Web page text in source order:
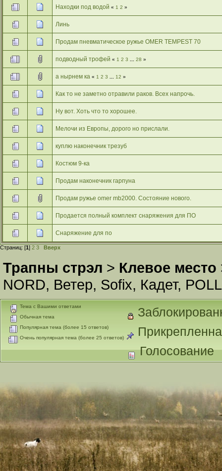
Находки под водой « 1 2 »
Линь
Продам пневматическое ружье OMER TEMPEST 70
подводный трофей « 1 2 3 28 »
а нырнем ка « 1 2 3 12 »
Как то не заметно отравили раков. Всех напрочь.
Ну вот. Хоть что то хорошее.
Мелочи из Европы, дорого но прислали.
куплю наконечник трезуб
Костюм 9-ка
Продам наконечник гарпуна
Продам ружье omer mb2000. Состояние нового.
Продается полный комплект снаряжения для ПО
Снаряжение для по
Страниц: [1] 2 3 Вверх
Трапны стрэл > Клевое место
NORD, Ветер, Sofix, Кадет, POLL
Тема с Вашими ответами
Обычная тема
Популярная тема (более 15 ответов)
Очень популярная тема (более 25 ответов)
Голосование